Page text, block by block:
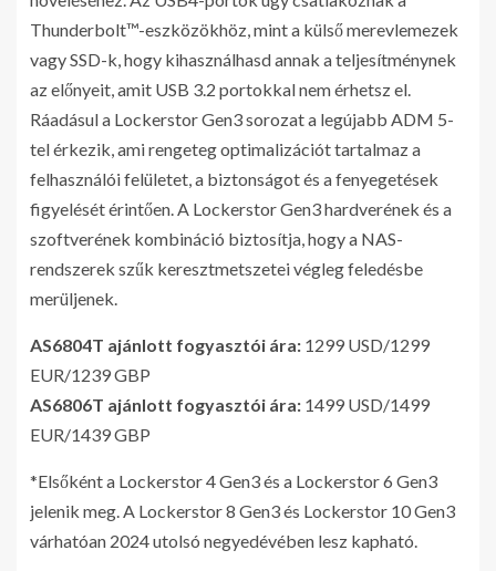
Thunderbolt™-eszközökhöz, mint a külső merevlemezek
vagy SSD-k, hogy kihasználhasd annak a teljesítménynek
az előnyeit, amit USB 3.2 portokkal nem érhetsz el.
Ráadásul a Lockerstor Gen3 sorozat a legújabb ADM 5-
tel érkezik, ami rengeteg optimalizációt tartalmaz a
felhasználói felületet, a biztonságot és a fenyegetések
figyelését érintően. A Lockerstor Gen3 hardverének és a
szoftverének kombináció biztosítja, hogy a NAS-
rendszerek szűk keresztmetszetei végleg feledésbe
merüljenek.
AS6804T ajánlott fogyasztói ára: 1299 USD/1299
EUR/1239 GBP
AS6806T ajánlott fogyasztói ára: 1499 USD/1499
EUR/1439 GBP
*Elsőként a Lockerstor 4 Gen3 és a Lockerstor 6 Gen3
jelenik meg. A Lockerstor 8 Gen3 és Lockerstor 10 Gen3
várhatóan 2024 utolsó negyedévében lesz kapható.